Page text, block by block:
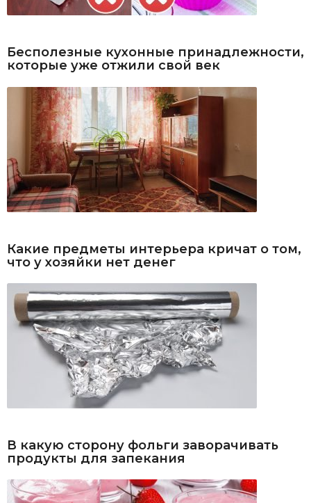
Бесполезные кухонные принадлежности,
которые уже отжили свой век
Какие предметы интерьера кричат о том,
что у хозяйки нет денег
В какую сторону фольги заворачивать
продукты для запекания